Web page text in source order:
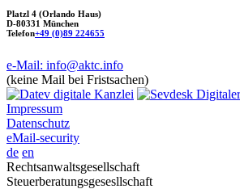
Platzl 4 (Orlando Haus)
D-80331 München
Telefon+49 (0)89 224655
e-Mail: info@aktc.info
(keine Mail bei Fristsachen)
Impressum
Datenschutz
eMail-security
de en
Rechtsanwaltsgesellschaft
Steuerberatungsgesesllschaft